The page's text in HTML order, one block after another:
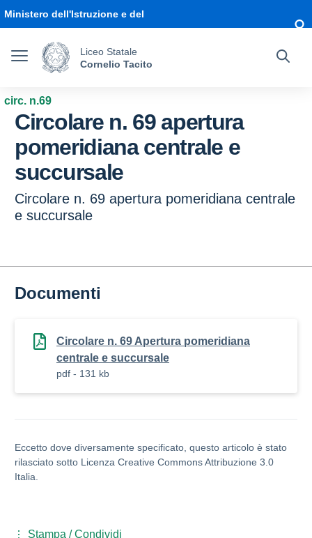
Ministero dell'Istruzione e del
Liceo Statale
Cornelio Tacito
circ. n.69
Circolare n. 69 apertura
pomeridiana centrale e
succursale
Circolare n. 69 apertura pomeridiana centrale
e succursale
Documenti
Circolare n. 69 Apertura pomeridiana
centrale e succursale
pdf - 131 kb
Eccetto dove diversamente specificato, questo articolo è stato
rilasciato sotto Licenza Creative Commons Attribuzione 3.0
Italia.
Stampa / Condividi